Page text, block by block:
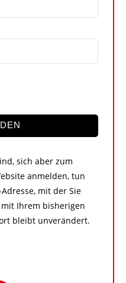
sich aber zum
anmelden, tun
mit der Sie
Ihrem bisherigen
bleibt unverändert.